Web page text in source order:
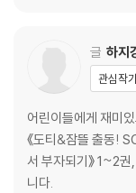
글 하지
관심작
어린이들에게 재미
《도티&잠뜰 출동!
서 부자되기》 1~2권
니다.